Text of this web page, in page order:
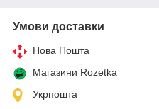
Умови доставки
Нова Пошта
Магазини Rozetka
Укрпошта